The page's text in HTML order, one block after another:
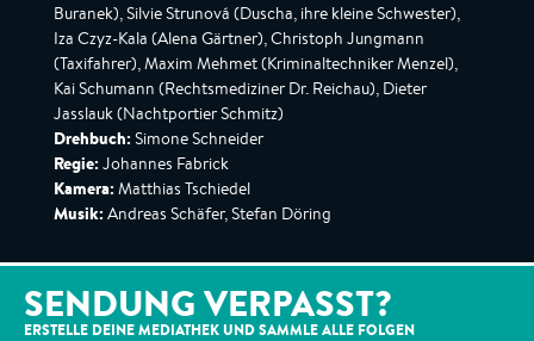
Buranek), Silvie Strunová (Duscha, ihre kleine Schwester),
Iza Czyz-Kala (Alena Gärtner), Christoph Jungmann
(Taxifahrer), Maxim Mehmet (Kriminaltechniker Menzel),
Kai Schumann (Rechtsmediziner Dr. Reichau), Dieter
Jasslauk (Nachtportier Schmitz)
Drehbuch: Simone Schneider
Regie: Johannes Fabrick
Kamera: Matthias Tschiedel
Musik: Andreas Schäfer, Stefan Döring
SENDUNG VERPASST?
ERSTELLE DEINE MEDIATHEK UND SAMMLE ALLE FOLGEN